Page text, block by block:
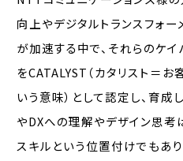
向上やデジタルトランスフォー
が加速する中で、それらのケ
をCATALYST（カタリスト＝
いう意味）として認定し、育成
やDXへの理解やデザイン思考
スキルという位置付けでもあ